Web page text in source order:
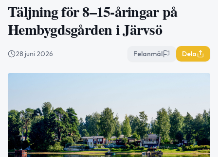
Täljning för 8–15-åringar på
Hembygdsgården i Järvsö
28 juni 2026 Felanmäl Dela